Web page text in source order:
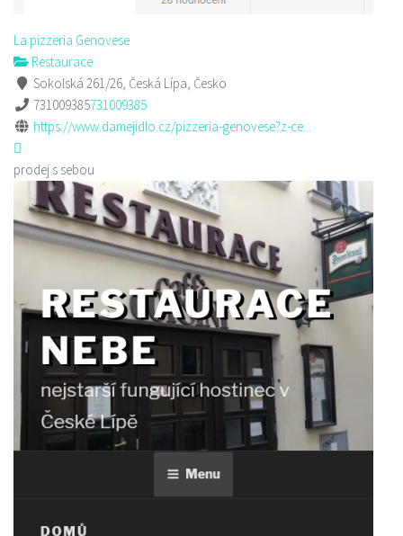
La pizzeria Genovese
Restaurace
Sokolská 261/26, Česká Lípa, Česko
731009385731009385
https://www.damejidlo.cz/pizzeria-genovese?z-ce...
prodej s sebou